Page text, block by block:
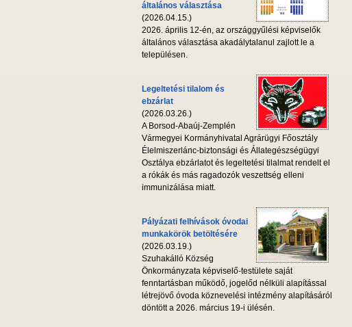
általános választása
(2026.04.15.)
2026. április 12-én, az országgyűlési képviselők
általános választása akadálytalanul zajlott le a
településen.
Legeltetési tilalom és
ebzárlat
(2026.03.26.)
A Borsod-Abaúj-Zemplén
Vármegyei Kormányhivatal Agrárügyi Főosztály
Élelmiszerlánc-biztonsági és Állategészségügyi
Osztálya ebzárlatot és legeltetési tilalmat rendelt el
a rókák és más ragadozók veszettség elleni
immunizálása miatt.
Pályázati felhívások óvodai
munkakörök betöltésére
(2026.03.19.)
Szuhakálló Község
Önkormányzata képviselő-testülete saját
fenntartásban működő, jogelőd nélküli alapítással
létrejövő óvoda köznevelési intézmény alapításáról
döntött a 2026. március 19-i ülésén.